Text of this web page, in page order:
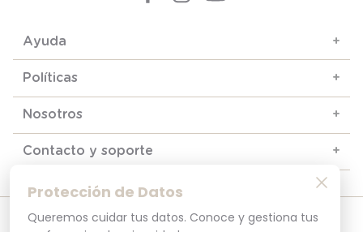
Protección de Datos
Queremos cuidar tus datos. Conoce y gestiona tus
Ayuda +
Políticas +
Nosotros +
Contacto y soporte +
© 2025. Todos los derechos reservados
Por tu seguridad, recuerda revisar siempre en tu navegador que el sitio que